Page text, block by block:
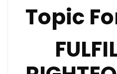
Topic